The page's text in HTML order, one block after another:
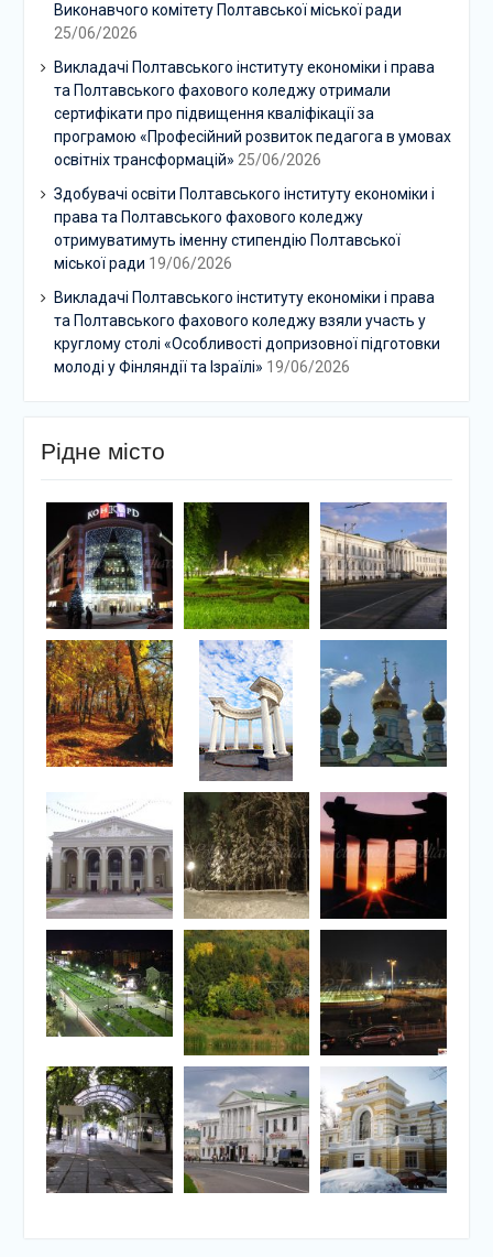
Виконавчого комітету Полтавської міської ради
25/06/2026
Викладачі Полтавського інституту економіки і права
та Полтавського фахового коледжу отримали
сертифікати про підвищення кваліфікації за
програмою «Професійний розвиток педагога в умовах
освітніх трансформацій» 25/06/2026
Здобувачі освіти Полтавського інституту економіки і
права та Полтавського фахового коледжу
отримуватимуть іменну стипендію Полтавської
міської ради 19/06/2026
Викладачі Полтавського інституту економіки і права
та Полтавського фахового коледжу взяли участь у
круглому столі «Особливості допризовної підготовки
молоді у Фінляндії та Ізраїлі» 19/06/2026
Рідне місто